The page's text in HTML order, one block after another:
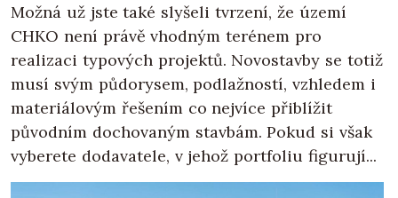
Možná už jste také slyšeli tvrzení, že území
CHKO není právě vhodným terénem pro
realizaci typových projektů. Novostavby se totiž
musí svým půdorysem, podlažností, vzhledem i
materiálovým řešením co nejvíce přiblížit
původním dochovaným stavbám. Pokud si však
vyberete dodavatele, v jehož portfoliu figurují...